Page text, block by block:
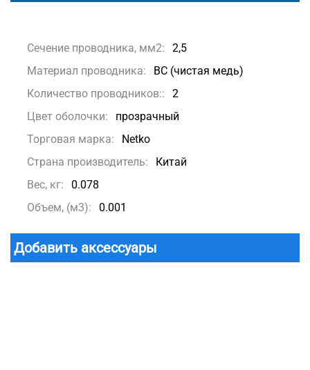
Сечение проводника, мм2:
2,5
Материал проводника:
BC (чистая медь)
Количество проводников::
2
Цвет оболочки:
прозрачный
Торговая марка:
Netko
Страна производитель:
Китай
Вес, кг:
0.078
Объем, (м3):
0.001
Добавить аксессуары